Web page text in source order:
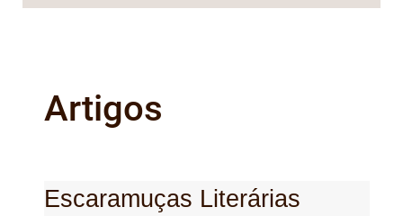
Artigos
Escaramuças Literárias